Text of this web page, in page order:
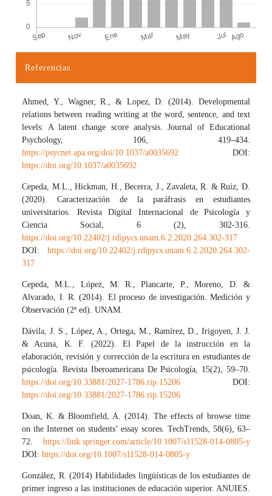
Referencias
Ahmed, Y., Wagner, R., & Lopez, D. (2014). Developmental
relations between reading writing at the word, sentence, and text
levels: A latent change score analysis. Journal of Educational
Psychology, 106, 419–434.
https://psycnet.apa.org/doi/10.1037/a0035692 DOI:
https://doi.org/10.1037/a0035692
Cepeda, M.L., Hickman, H., Becerra, J., Zavaleta, R. & Ruíz, D.
(2020). Caracterización de la paráfrasis en estudiantes
universitarios. Revista Digital Internacional de Psicología y
Ciencia Social, 6 (2), 302-316.
https://doi.org/10.22402/j.rdipycs.unam.6.2.2020.264.302-317
DOI: https://doi.org/10.22402/j.rdipycs.unam.6.2.2020.264.302-
317
Cepeda, M.L., López, M. R., Plancarte, P., Moreno, D. &
Alvarado, I. R. (2014). El proceso de investigación. Medición y
Observación (2ª ed). UNAM.
Dávila, J. S., López, A., Ortega, M., Ramírez, D., Irigoyen, J. J.
& Acuna, K. F. (2022). El Papel de la instrucción en la
elaboración, revisión y corrección de la escritura en estudiantes de
psicología. Revista Iberoamericana De Psicología, 15(2), 59–70.
https://doi.org/10.33881/2027-1786.rip.15206 DOI:
https://doi.org/10.33881/2027-1786.rip.15206
Doan, K. & Bloomfield, A. (2014). The effects of browse time
on the Internet on students’ essay scores. TechTrends, 58(6), 63–
72. https://link.springer.com/article/10.1007/s11528-014-0805-y
DOI:https://doi.org/10.1007/s11528-014-0805-y
González, R. (2014) Habilidades lingüísticas de los estudiantes de
primer ingreso a las instituciones de educación superior. ANUIES.